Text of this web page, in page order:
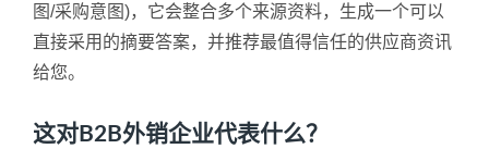
图/采购意图)，它会整合多个来源资料，生成一个可以
直接采用的摘要答案，并推荐最值得信任的供应商资讯
给您。
这对B2B外销企业代表什么？